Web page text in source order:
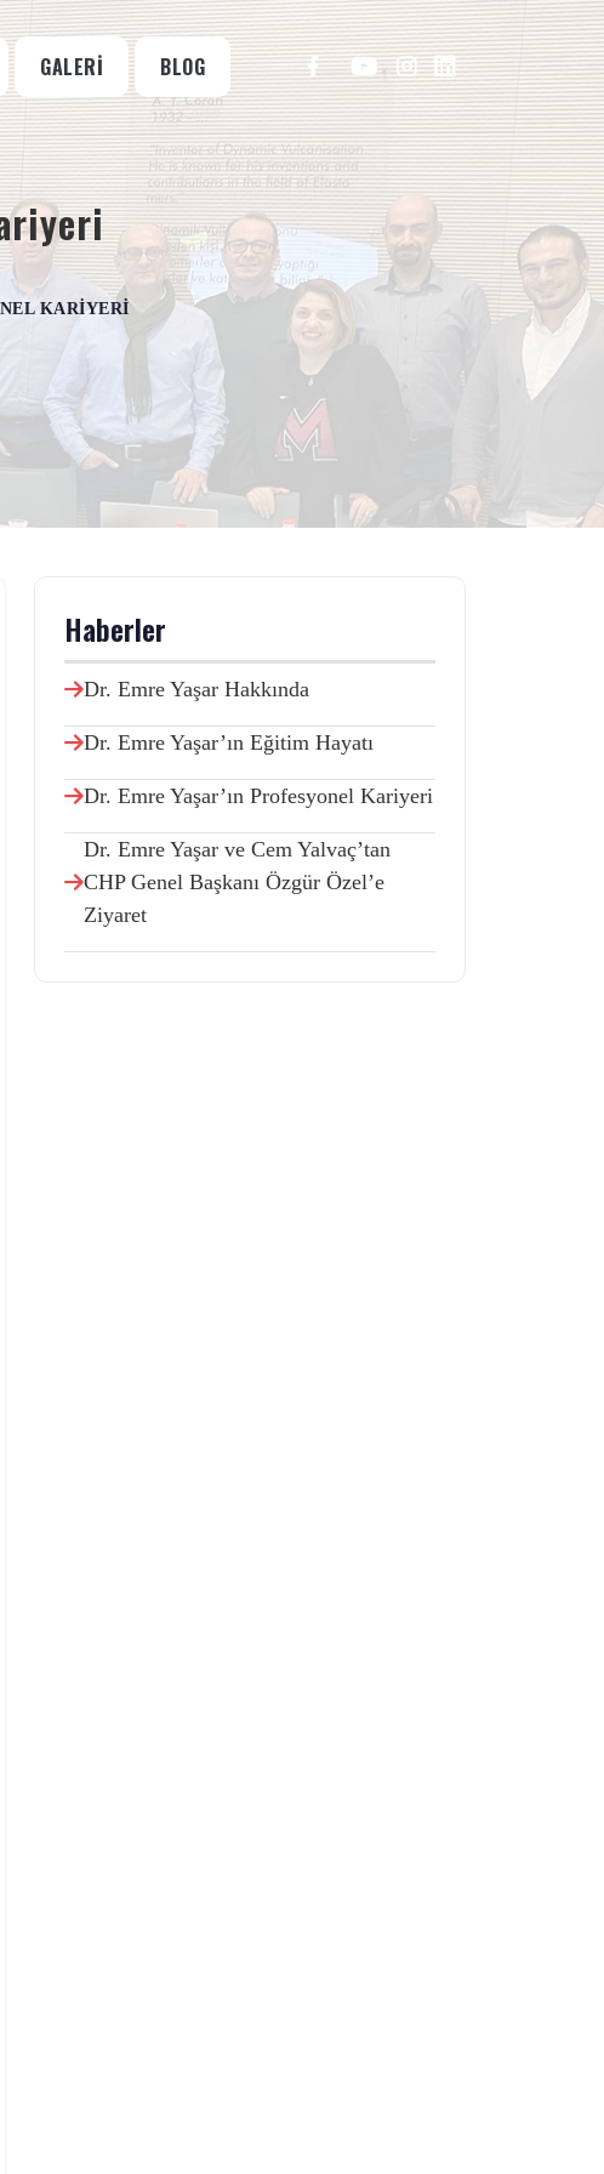
GALERI BLOG
KARIYERI
Haberler
Dr. Emre Yaşar Hakkında
Dr. Emre Yaşar’ın Eğitim Hayatı
Dr. Emre Yaşar’ın Profesyonel Kariyeri
Dr. Emre Yaşar ve Cem Yalvaç’tan
CHP Genel Başkanı Özgür Özel’e
Ziyaret